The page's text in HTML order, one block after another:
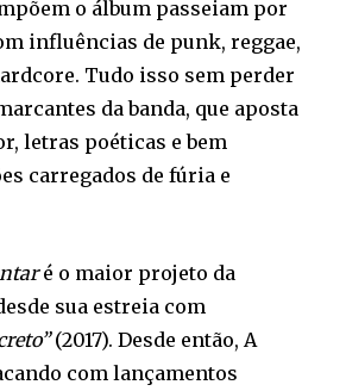
o álbum passeiam por
influências de punk, reggae,
Tudo isso sem perder
da banda, que aposta
letras poéticas e bem
carregados de fúria e
é o maior projeto da
sua estreia com
(2017). Desde então, A
com lançamentos